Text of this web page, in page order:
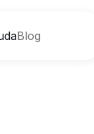
Blog